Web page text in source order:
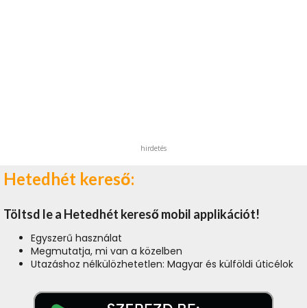
hirdetés
Hetedhét kereső:
Töltsd le a Hetedhét kereső mobil applikációt!
Egyszerű használat
Megmutatja, mi van a közelben
Utazáshoz nélkülözhetetlen: Magyar és külföldi úticélok